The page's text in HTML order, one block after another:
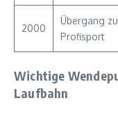
2000
Übergang
Profisport
Wichtige
Laufbahn